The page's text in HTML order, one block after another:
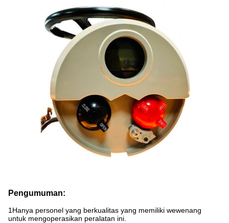
Pengumuman:
1Hanya personel yang berkualitas yang memiliki wewenang
untuk mengoperasikan peralatan ini.